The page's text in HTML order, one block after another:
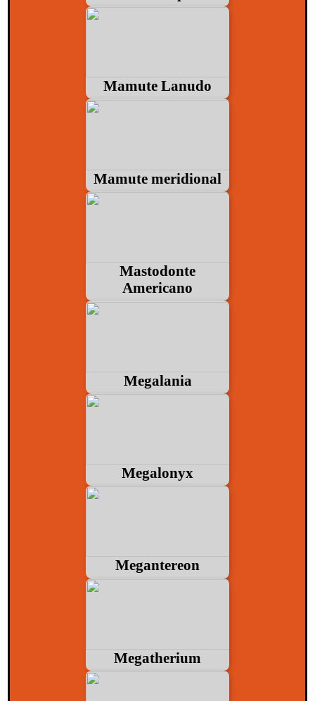
Mamute Lanudo
Mamute meridional
Mastodonte
Americano
Megalania
Megalonyx
Megantereon
Megatherium